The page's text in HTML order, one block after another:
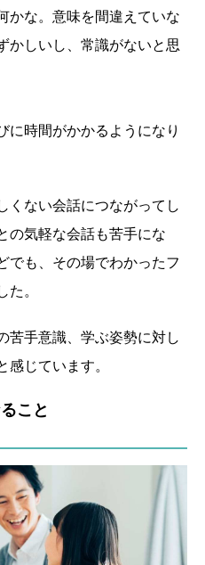
かな。意味を間違えていな
かしいし、常識がないと思
に時間がかかるようになり
くない会話につながってし
の気軽な会話も苦手にな
でも、その場でわかったフ
。
苦手意識、学ぶ姿勢に対し
じています。
こと